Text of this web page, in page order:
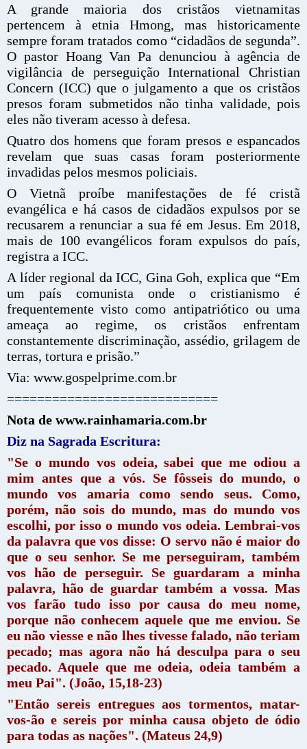
A grande maioria dos cristãos vietnamitas
pertencem à etnia Hmong, mas historicamente
sempre foram tratados como “cidadãos de segunda”.
O pastor Hoang Van Pa denunciou à agência de
vigilância de perseguição International Christian
Concern (ICC) que o julgamento a que os cristãos
presos foram submetidos não tinha validade, pois
eles não tiveram acesso à defesa.
Quatro dos homens que foram presos e espancados
revelam que suas casas foram posteriormente
invadidas pelos mesmos policiais.
O Vietnã proíbe manifestações de fé cristã
evangélica e há casos de cidadãos expulsos por se
recusarem a renunciar a sua fé em Jesus. Em 2018,
mais de 100 evangélicos foram expulsos do país,
registra a ICC.
A líder regional da ICC, Gina Goh, explica que “Em
um país comunista onde o cristianismo é
frequentemente visto como antipatriótico ou uma
ameaça ao regime, os cristãos enfrentam
constantemente discriminação, assédio, grilagem de
terras, tortura e prisão.”
Via: www.gospelprime.com.br
============================
Nota de www.rainhamaria.com.br
Diz na Sagrada Escritura:
"Se o mundo vos odeia, sabei que me odiou a
mim antes que a vós. Se fôsseis do mundo, o
mundo vos amaria como sendo seus. Como,
porém, não sois do mundo, mas do mundo vos
escolhi, por isso o mundo vos odeia. Lembrai-vos
da palavra que vos disse: O servo não é maior do
que o seu senhor. Se me perseguiram, também
vos hão de perseguir. Se guardaram a minha
palavra, hão de guardar também a vossa. Mas
vos farão tudo isso por causa do meu nome,
porque não conhecem aquele que me enviou. Se
eu não viesse e não lhes tivesse falado, não teriam
pecado; mas agora não há desculpa para o seu
pecado. Aquele que me odeia, odeia também a
meu Pai". (João, 15,18-23)
"Então sereis entregues aos tormentos, matar-
vos-ão e sereis por minha causa objeto de ódio
para todas as nações". (Mateus 24,9)